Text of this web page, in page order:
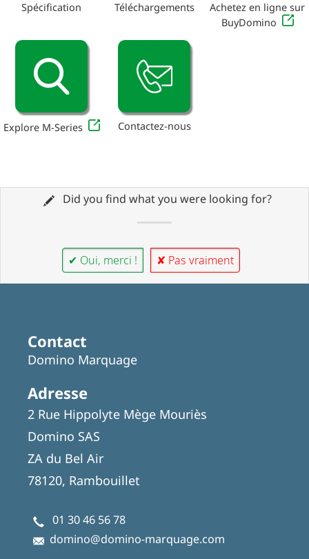
Spécification Téléchargements
Achetez en ligne sur
BuyDomino
Explore M-Series Contactez-nous
Did you find what you were looking for?
✔ Oui, merci ! ✘ Pas vraiment
Contact
Domino Marquage
Adresse
2 Rue Hippolyte Mège Mouriès
Domino SAS
ZA du Bel Air
78120, Rambouillet
01 30 46 56 78
domino@domino-marquage.com